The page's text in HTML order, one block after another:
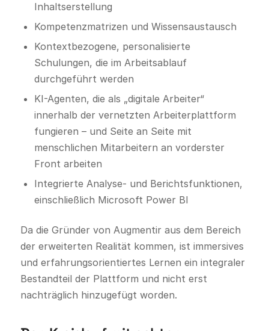
Inhaltserstellung
Kompetenzmatrizen und Wissensaustausch
Kontextbezogene, personalisierte
Schulungen, die im Arbeitsablauf
durchgeführt werden
KI-Agenten, die als „digitale Arbeiter“
innerhalb der vernetzten Arbeiterplattform
fungieren – und Seite an Seite mit
menschlichen Mitarbeitern an vorderster
Front arbeiten
Integrierte Analyse- und Berichtsfunktionen,
einschließlich Microsoft Power BI
Da die Gründer von Augmentir aus dem Bereich
der erweiterten Realität kommen, ist immersives
und erfahrungsorientiertes Lernen ein integraler
Bestandteil der Plattform und nicht erst
nachträglich hinzugefügt worden.